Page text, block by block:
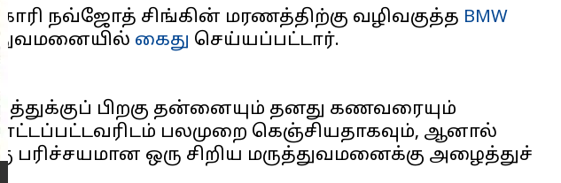
நவ்ஜோத் சிங்கின் மரணத்திற்கு வழிவகுத்த BMW
கைது செய்யப்பட்டார்.
பிறகு தன்னையும் தனது கணவரையும்
பலமுறை கெஞ்சியதாகவும், ஆனால்
ஒரு சிறிய மருத்துவமனைக்கு அழைத்துச்